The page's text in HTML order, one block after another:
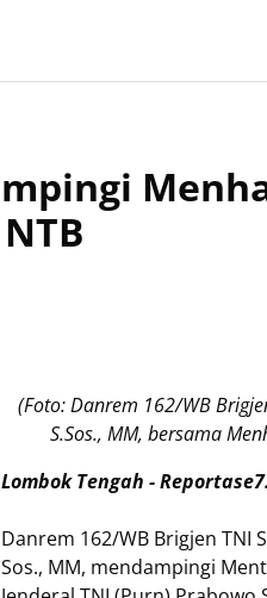
(Foto: Danrem 162/WB
S.Sos., MM, bersama
Lombok Tengah -
Danrem 162/WB Brigjen TNI
Sos., MM, mendampingi